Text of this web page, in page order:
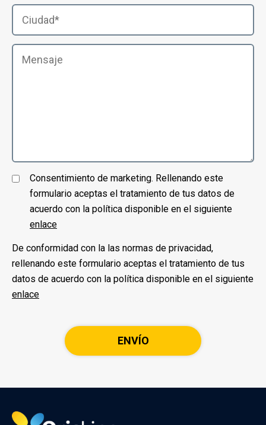
Consentimiento de marketing. Rellenando este
formulario aceptas el tratamiento de tus datos de
acuerdo con la política disponible en el siguiente
enlace
De conformidad con la las normas de privacidad,
rellenando este formulario aceptas el tratamiento de tus
datos de acuerdo con la política disponible en el siguiente
enlace